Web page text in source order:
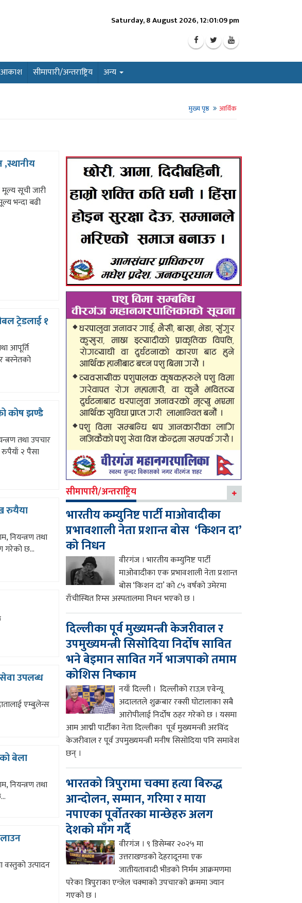
Saturday, 8 August 2026, 12:01:10 pm
सीमापारी/अन्तराष्ट्रिय अन्य
मुख्य पृष्ठ आर्थिक
,स्थानीय
सूची जारी
भन्दा बढी
ट्रेडलाई १
आपूर्ति
बस्नेतको
कोष झण्डै
तथा उपचार
२ पैसा
रुयैया
नियन्त्रण तथा
गरेको छ...
उपलब्ध
एम्बुलेन्स
बेला
नियन्त्रण तथा
उत्पादन
सीमापारी/अन्तराष्ट्रिय
भारतीय कम्युनिष्ट पार्टी माओवादीका
प्रभावशाली नेता प्रशान्त बोस ‘किशन दा’
को निधन
वीरगंज । भारतीय कम्युनिष्ट पार्टी
माओवादीका एक प्रभावशाली नेता प्रशान्त
बोस ‘किशन दा’ को ८५ वर्षको उमेरमा
राँचीस्थित रिम्स अस्पतालमा निधन भएको छ ।
दिल्लीका पूर्व मुख्यमन्त्री केजरीवाल र
उपमुख्यमन्त्री सिसोदिया निर्दोष सावित
भने बेइमान सावित गर्ने भाजपाको तमाम
कोशिस निष्काम
नयाँ दिल्ली । दिल्लीको राउज़ एवेन्यू
अदालतले शुक्रबार रक्सी घोटालाका सबै
आरोपीलाई निर्दोष ठहर गरेको छ । यसमा
आम आद्मी पार्टीका नेता दिल्लीका पूर्व मुख्यमन्त्री अरविंद
केजरीवाल र पूर्व उपमुख्यमन्त्री मनीष सिसोदिया पनि समावेश
छन् ।
भारतको त्रिपुरामा चक्मा हत्या बिरुद्ध
आन्दोलन, सम्मान, गरिमा र माया
नपाएका पूर्वोतरका मान्छेहरु अलग
देशको माँग गर्दै
वीरगंज । ९ डिसेम्बर २०२५ मा
उत्तराखण्डको देहरादूनमा एक
जातीयतावादी भीडको निर्मम आक्रमणमा
परेका त्रिपुराका एन्जेल चक्माको उपचारको क्रममा ज्यान
गएको छ ।